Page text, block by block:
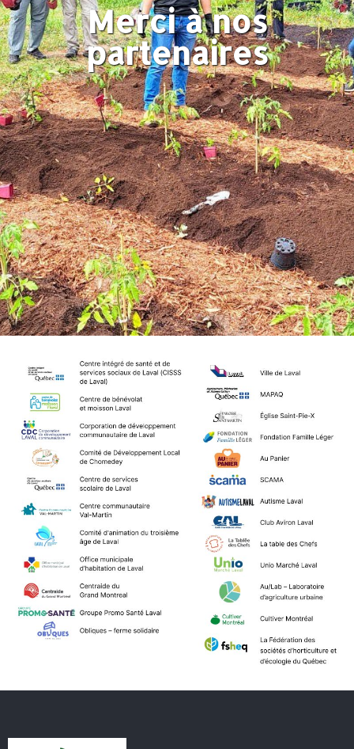
Merci à nos
partenaires